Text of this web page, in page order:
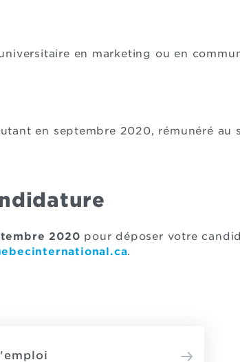
en marketing ou en
en septembre 2020, rémunéré au
2020 pour déposer votre
.